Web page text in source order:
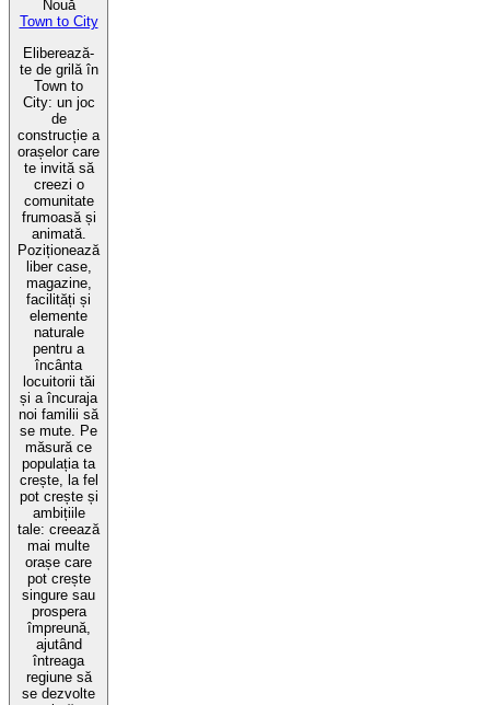
Nouă
Town to City
Eliberează-
te de grilă în
Town to
City: un joc
de
construcție a
orașelor care
te invită să
creezi o
comunitate
frumoasă și
animată.
Poziționează
liber case,
magazine,
facilități și
elemente
naturale
pentru a
încânta
locuitorii tăi
și a încuraja
noi familii să
se mute. Pe
măsură ce
populația ta
crește, la fel
pot crește și
ambițiile
tale: creează
mai multe
orașe care
pot crește
singure sau
prospera
împreună,
ajutând
întreaga
regiune să
se dezvolte